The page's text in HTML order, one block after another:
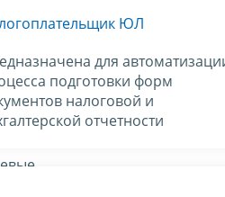
налоги
ЮЛ
для
подготовки форм
налоговой и
отчетности